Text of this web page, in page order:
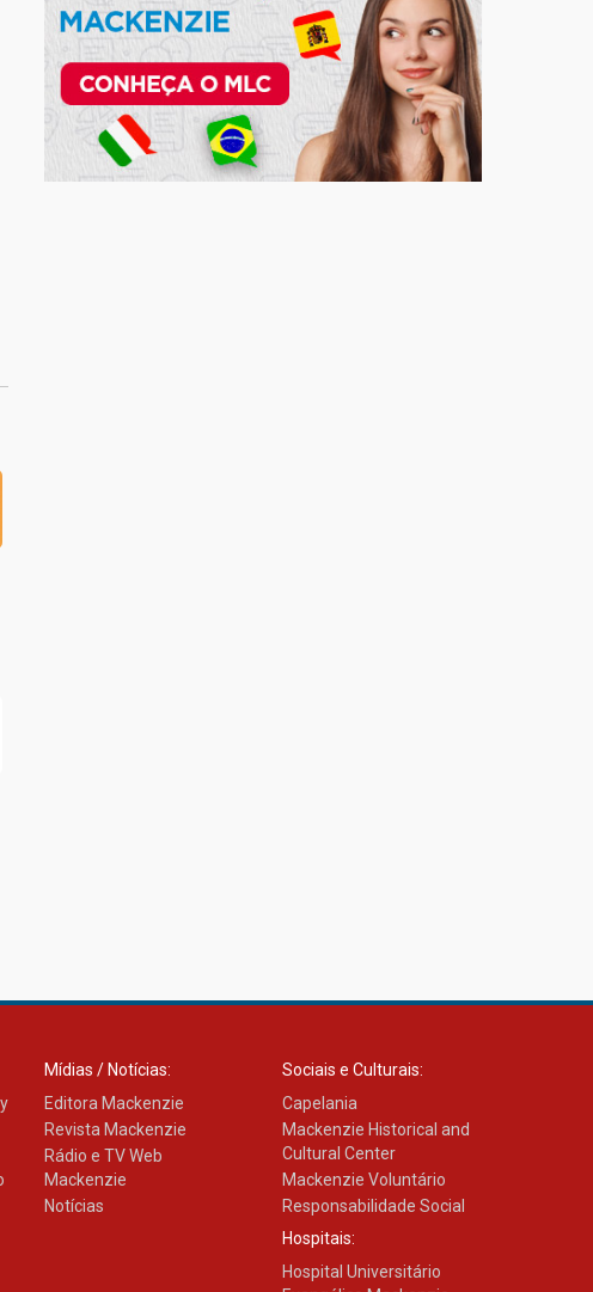
Mídias / Notícias:
Editora Mackenzie
Revista Mackenzie
Rádio e TV Web
Mackenzie
Notícias
Sociais e Culturais:
Capelania
Mackenzie Historical and
Cultural Center
Mackenzie Voluntário
Responsabilidade Social
Hospitais:
Hospital Universitário